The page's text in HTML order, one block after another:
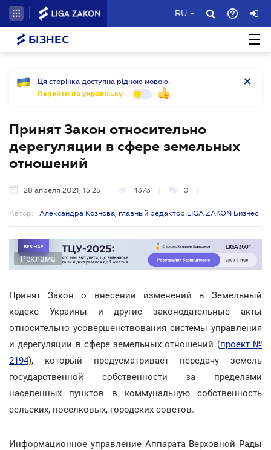
RU
БІЗНЕС
Ця сторінка доступна рідною мовою.
Перейти на українську
Принят Закон относительно
дерегуляции в сфере земельных
отношений
28 апреля 2021, 15:25 4373 0
Автор: Александра Кознова, главный редактор LIGA ZAKON Бизнес
Реклама
Принят Закон о внесении изменений в Земельный
кодекс Украины и другие законодательные акты
относительно усовершенствования системы управления
и дерегуляции в сфере земельных отношений (проект №
2194), который предусматривает передачу земель
государственной собственности за пределами
населенных пунктов в коммунальную собственность
сельских, поселковых, городских советов.
Информационное управление Аппарата Верховной Рады